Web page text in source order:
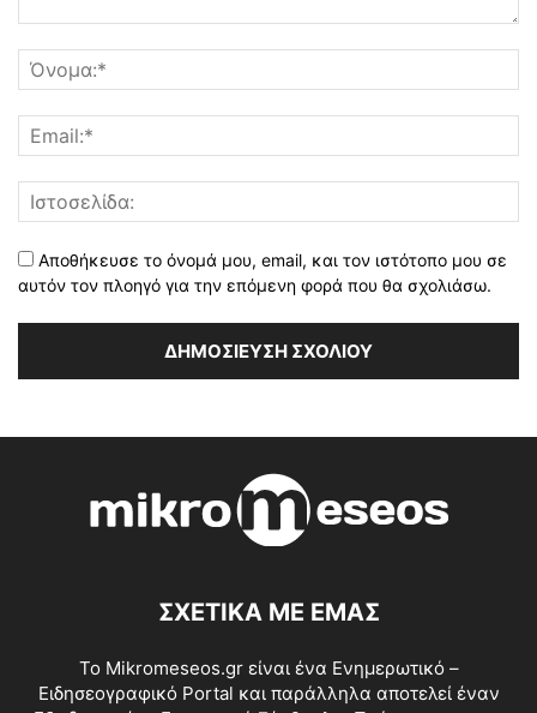
Αποθήκευσε το όνομά μου, email, και τον ιστότοπο μου σε
αυτόν τον πλοηγό για την επόμενη φορά που θα σχολιάσω.
ΣΧΕΤΙΚΑ ΜΕ ΕΜΑΣ
Το Mikromeseos.gr είναι ένα Ενημερωτικό –
Ειδησεογραφικό Portal και παράλληλα αποτελεί έναν